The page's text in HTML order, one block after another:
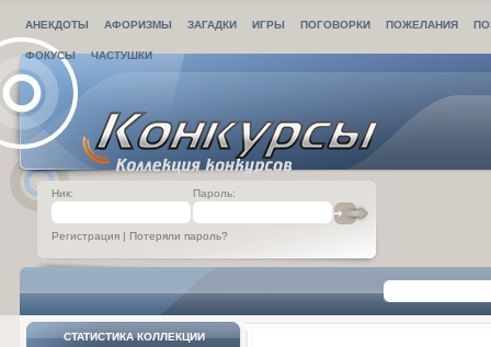
АНЕКДОТЫ АФОРИЗМЫ ЗАГАДКИ ИГРЫ ПОГОВОРКИ ПОЖЕЛАНИЯ
ФОКУСЫ ЧАСТУШКИ
Ник: Пароль:
Регистрация | Потеряли пароль?
СТАТИСТИКА КОЛЛЕКЦИИ